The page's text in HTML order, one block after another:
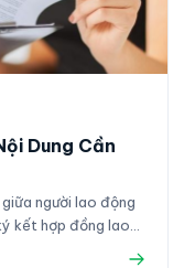
Dung Cần
người lao động
kết hợp đồng lao